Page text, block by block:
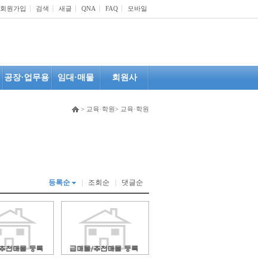
회원가입 검색 새글 QNA FAQ 모바일
공장·업무용 임대·매물 회원사
> 교육·학원> 교육·학원
등록순 조회순 댓글순